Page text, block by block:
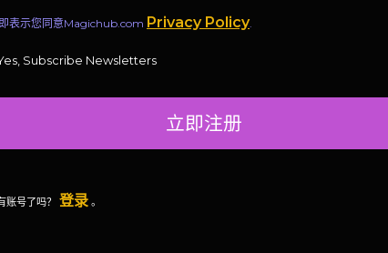
表示您同意Magichub.com Privacy Policy.
Subscribe Newsletters
立即注册
账号了吗？ 登录 。